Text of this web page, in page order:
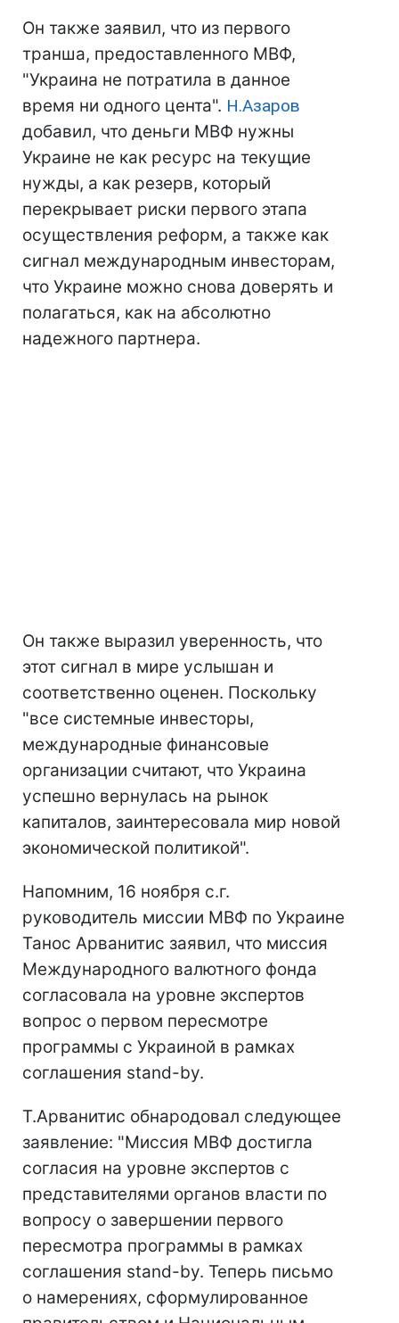
Он также заявил, что из первого
транша, предоставленного МВФ,
"Украина не потратила в данное
время ни одного цента". Н.Азаров
добавил, что деньги МВФ нужны
Украине не как ресурс на текущие
нужды, а как резерв, который
перекрывает риски первого этапа
осуществления реформ, а также как
сигнал международным инвесторам,
что Украине можно снова доверять и
полагаться, как на абсолютно
надежного партнера.
Он также выразил уверенность, что
этот сигнал в мире услышан и
соответственно оценен. Поскольку
"все системные инвесторы,
международные финансовые
организации считают, что Украина
успешно вернулась на рынок
капиталов, заинтересовала мир новой
экономической политикой".
Напомним, 16 ноября с.г.
руководитель миссии МВФ по Украине
Танос Арванитис заявил, что миссия
Международного валютного фонда
согласовала на уровне экспертов
вопрос о первом пересмотре
программы с Украиной в рамках
соглашения stand-by.
Т.Арванитис обнародовал следующее
заявление: "Миссия МВФ достигла
согласия на уровне экспертов с
представителями органов власти по
вопросу о завершении первого
пересмотра программы в рамках
соглашения stand-by. Теперь письмо
о намерениях, сформулированное